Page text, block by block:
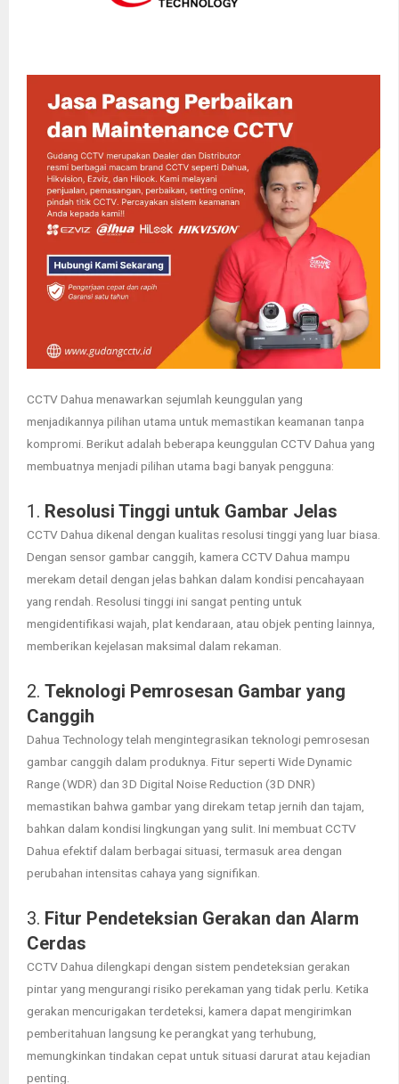
CCTV Dahua menawarkan sejumlah keunggulan yang
menjadikannya pilihan utama untuk memastikan keamanan tanpa
kompromi. Berikut adalah beberapa keunggulan CCTV Dahua yang
membuatnya menjadi pilihan utama bagi banyak pengguna:
1. Resolusi Tinggi untuk Gambar Jelas
CCTV Dahua dikenal dengan kualitas resolusi tinggi yang luar biasa.
Dengan sensor gambar canggih, kamera CCTV Dahua mampu
merekam detail dengan jelas bahkan dalam kondisi pencahayaan
yang rendah. Resolusi tinggi ini sangat penting untuk
mengidentifikasi wajah, plat kendaraan, atau objek penting lainnya,
memberikan kejelasan maksimal dalam rekaman.
2. Teknologi Pemrosesan Gambar yang
Canggih
Dahua Technology telah mengintegrasikan teknologi pemrosesan
gambar canggih dalam produknya. Fitur seperti Wide Dynamic
Range (WDR) dan 3D Digital Noise Reduction (3D DNR)
memastikan bahwa gambar yang direkam tetap jernih dan tajam,
bahkan dalam kondisi lingkungan yang sulit. Ini membuat CCTV
Dahua efektif dalam berbagai situasi, termasuk area dengan
perubahan intensitas cahaya yang signifikan.
3. Fitur Pendeteksian Gerakan dan Alarm
Cerdas
CCTV Dahua dilengkapi dengan sistem pendeteksian gerakan
pintar yang mengurangi risiko perekaman yang tidak perlu. Ketika
gerakan mencurigakan terdeteksi, kamera dapat mengirimkan
pemberitahuan langsung ke perangkat yang terhubung,
memungkinkan tindakan cepat untuk situasi darurat atau kejadian
penting.